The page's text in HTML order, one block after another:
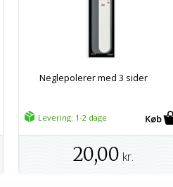
Neglepolerer med 3 sider
Levering: 1-2 dage
20,00 kr.